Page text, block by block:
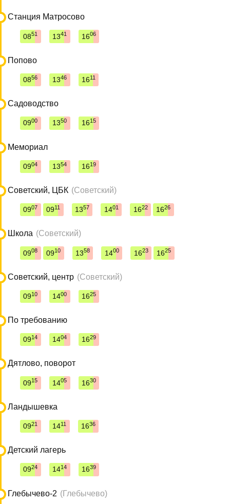
Станция Матросово
0851 1341 1606
Попово
0856 1346 1611
Садоводство
0900 1350 1615
Мемориал
0904 1354 1619
Советский, ЦБК (Советский)
0907 0911 1357 1401 1622 1626
Школа (Советский)
0908 0910 1358 1400 1623 1625
Советский, центр (Советский)
0910 1400 1625
По требованию
0914 1404 1629
Дятлово, поворот
0915 1405 1630
Ландышевка
0921 1411 1636
Детский лагерь
0924 1414 1639
Глебычево-2 (Глебычево)